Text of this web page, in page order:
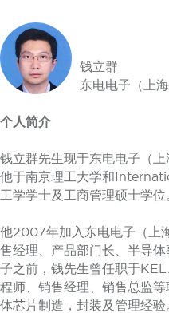
钱立群
东电电子（上
个人简介
钱立群先生现于东电电子（
他于南京理工大学和
工学学士及工商管理硕士学位
他2007年加入东电电子（上
售经理、产品部门长、半导
子之前，钱先生曾任职于
程师、销售经理、销售总监
体芯片制造，封装及管理经